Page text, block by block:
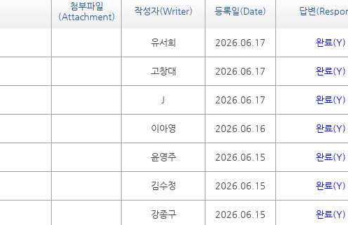
첨부파일
(Attachment)
작성자(Writer) 등록일(Date) 답변
유서희 2026.06.17 완료(Y)
고창대 2026.06.17 완료(Y)
J 2026.06.17 완료(Y)
이아영 2026.06.16 완료(Y)
윤영주 2026.06.15 완료(Y)
김수정 2026.06.15 완료(Y)
강종구 2026.06.15 완료(Y)